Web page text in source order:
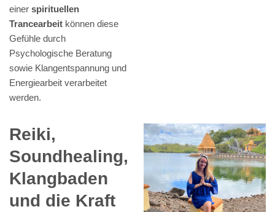
einer spirituellen
Trancearbeit können diese
Gefühle durch
Psychologische Beratung
sowie Klangentspannung und
Energiearbeit verarbeitet
werden.
Reiki,
Soundhealing,
Klangbaden
und die Kraft